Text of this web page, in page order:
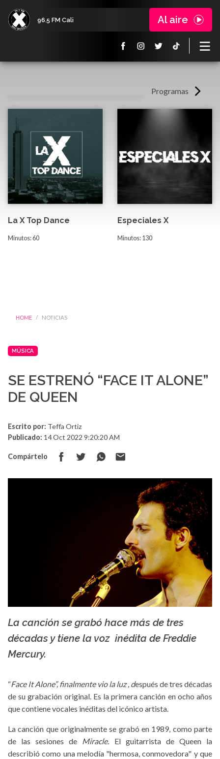
96.5 FM Cali Al aire
Programas
La X Top Dance
Minutos: 60
Especiales X
Minutos: 130
HOME NOTICIAS
MÚSICA
SE ESTRENÓ “FACE IT ALONE”
DE QUEEN
Escrito por: Teffa Ortiz
Publicado: 14 Oct 2022 9:20:20 AM
Compártelo
La X mas música
La canción se grabó hace más de tres
décadas y tiene la voz inédita de Freddie
Mercury.
“Face It Alone”, finalmente vio la luz , después de tres décadas
de su grabación original. Es la primera canción en ocho años
que contiene vocales inéditas del icónico artista.
La canción que originalmente se grabó en 1989, como parte
de las sesiones de Miracle. El guitarrista de Queen la
describió como una melodía "hermosa, conmovedora" y que